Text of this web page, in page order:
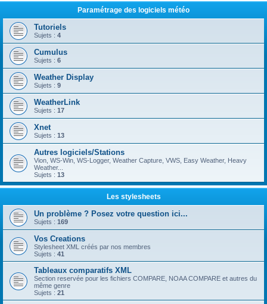
Paramétrage des logiciels météo
Tutoriels
Sujets : 4
Cumulus
Sujets : 6
Weather Display
Sujets : 9
WeatherLink
Sujets : 17
Xnet
Sujets : 13
Autres logiciels/Stations
Vion, WS-Win, WS-Logger, Weather Capture, VWS, Easy Weather, Heavy
Weather...
Sujets : 13
Les stylesheets
Un problème ? Posez votre question ici...
Sujets : 169
Vos Creations
Stylesheet XML créés par nos membres
Sujets : 41
Tableaux comparatifs XML
Section reservée pour les fichiers COMPARE, NOAA COMPARE et autres du
même genre
Sujets : 21